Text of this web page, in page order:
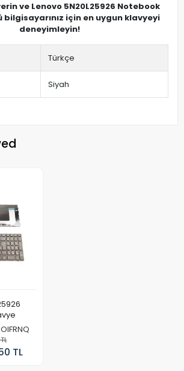
ve Lenovo 5N20L25926 Notebook
bilgisayarınız için en uygun klavyeyi
deneyimleyin!
Türkçe
Siyah
TL